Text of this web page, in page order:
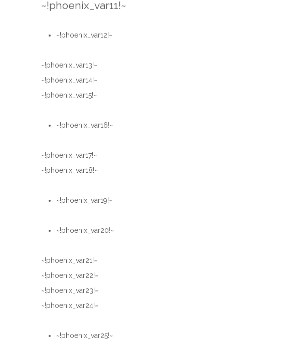
~!phoenix_var11!~
~!phoenix_var12!~
~!phoenix_var13!~
~!phoenix_var14!~
~!phoenix_var15!~
~!phoenix_var16!~
~!phoenix_var17!~
~!phoenix_var18!~
~!phoenix_var19!~
~!phoenix_var20!~
~!phoenix_var21!~
~!phoenix_var22!~
~!phoenix_var23!~
~!phoenix_var24!~
~!phoenix_var25!~